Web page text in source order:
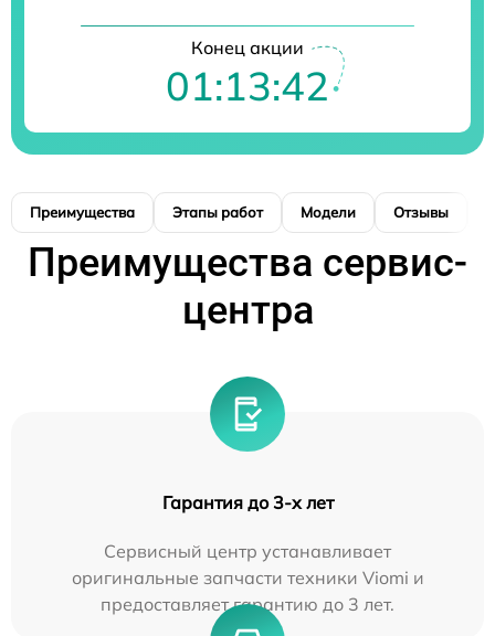
Конец акции
01:13:42
Преимущества Этапы работ Модели Отзывы
Преимущества сервис-
центра
Гарантия до 3-х лет
Сервисный центр устанавливает
оригинальные запчасти техники Viomi и
предоставляет гарантию до 3 лет.